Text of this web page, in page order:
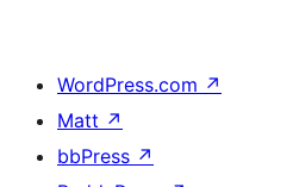
WordPress.com ↗
Matt ↗
bbPress ↗